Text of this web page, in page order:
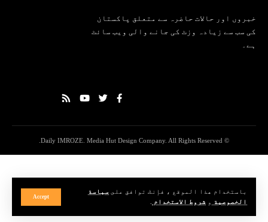
باستخدام هذا الموقع ، فإنك توافق على سياسة
الخصوصية
و شروط الاستخدام
Accept
خبروں اور حالات حاضرہ سے متعلق پاکستان
کی سب سے زیادہ وزٹ کی جانے والی ویب سائٹ
ہے۔
© Daily IMROZE. Media Hut Design Company. All Rights Reserved.